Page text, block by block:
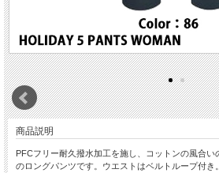
商品説明
PFCフリー耐久撥水加工を施し、コットンの風合い
のロングパンツです。ウエストはベルトループ付き